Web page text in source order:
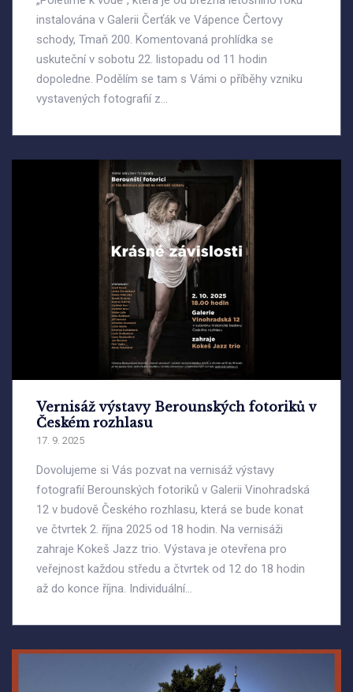
instalována v Galerii Čerťák ve Vápence Čertovy
schody, Tmaň 200. Komentovaná prohlídka se
uskuteční v sobotu 22. listopadu od 11 hodin
dopoledne. Podělím se tam s Vámi o příběhy vzniku
vystavených fotografií z...
Vernisáž výstavy Berounských fotoriků v
Českém rozhlasu
17. 9. 2025
Dovolujeme si Vás pozvat na vernisáž výstavy
fotografií Berounských fotoriků v Galerii Vinohradská
12 v budově Českého rozhlasu, která se bude konat
ve čtvrtek 2. října 2025 od 18 hodin. Na vernisáži
zahraje Kokeš Jazz trio. Výstava je otevřena pro
veřejnost každou středu a čtvrtek od 12 do 18 hodin
až do konce října. Individuální...